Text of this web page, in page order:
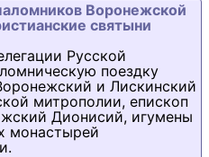
Воронежской
святыни
Русской
поездку
и Лискинский
митрополии, епископ
Дионисий, игумены
монастырей